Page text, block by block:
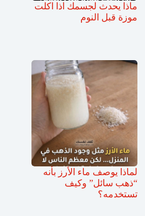
ماذا يحدث لجسمك اذا اكلت
موزة قبل النوم
لماذا يوصف ماء الأرز بأنه
“ذهب سائل” وكيف
تستخدمه؟